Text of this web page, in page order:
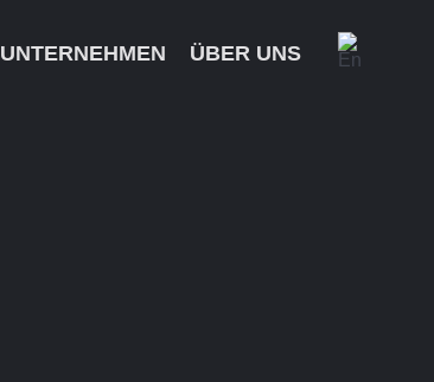
UNTERNEHMEN ÜBER UNS